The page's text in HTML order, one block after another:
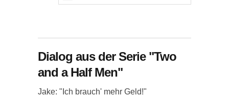
Dialog aus der Serie "Two
and a Half Men"
Jake: "Ich brauch' mehr Geld!"